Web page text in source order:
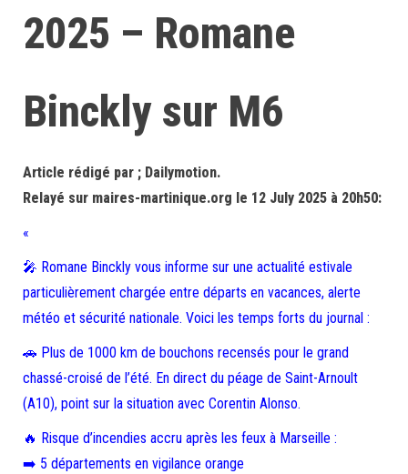
2025 – Romane
Binckly sur M6
Article rédigé par ; Dailymotion.
Relayé sur maires-martinique.org le 12 July 2025 à 20h50:
«
🎤 Romane Binckly vous informe sur une actualité estivale
particulièrement chargée entre départs en vacances, alerte
météo et sécurité nationale. Voici les temps forts du journal :
🚗 Plus de 1000 km de bouchons recensés pour le grand
chassé-croisé de l’été. En direct du péage de Saint-Arnoult
(A10), point sur la situation avec Corentin Alonso.
🔥 Risque d’incendies accru après les feux à Marseille :
➡️ 5 départements en vigilance orange